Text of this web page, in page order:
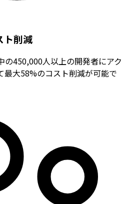
ト削減
の450,000人以上の開発者にアク
最大58%のコスト削減が可能で